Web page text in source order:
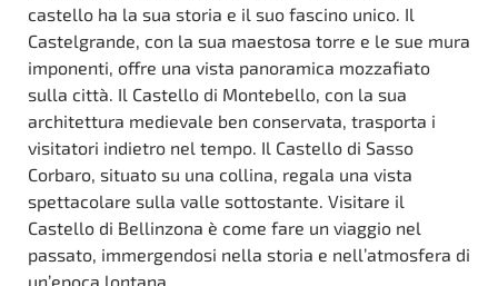
castello ha la sua storia e il suo fascino unico. Il
Castelgrande, con la sua maestosa torre e le sue mura
imponenti, offre una vista panoramica mozzafiato
sulla città. Il Castello di Montebello, con la sua
architettura medievale ben conservata, trasporta i
visitatori indietro nel tempo. Il Castello di Sasso
Corbaro, situato su una collina, regala una vista
spettacolare sulla valle sottostante. Visitare il
Castello di Bellinzona è come fare un viaggio nel
passato, immergendosi nella storia e nell’atmosfera di
un’epoca lontana.